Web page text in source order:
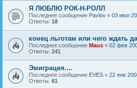
Я ЛЮБЛЮ РОК-Н-РОЛЛ
Последнее сообщение Pavlov « 03 июл
Ответы: 18
конец льготам или чего ждать
Последнее сообщение Maus « 02 фев
Ответы: 241
Эмиграция....
Последнее сообщение EVES « 22 янв
Ответы: 61